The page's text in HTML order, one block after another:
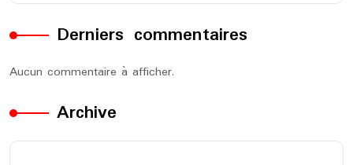
Derniers commentaires
Aucun commentaire à afficher.
Archive